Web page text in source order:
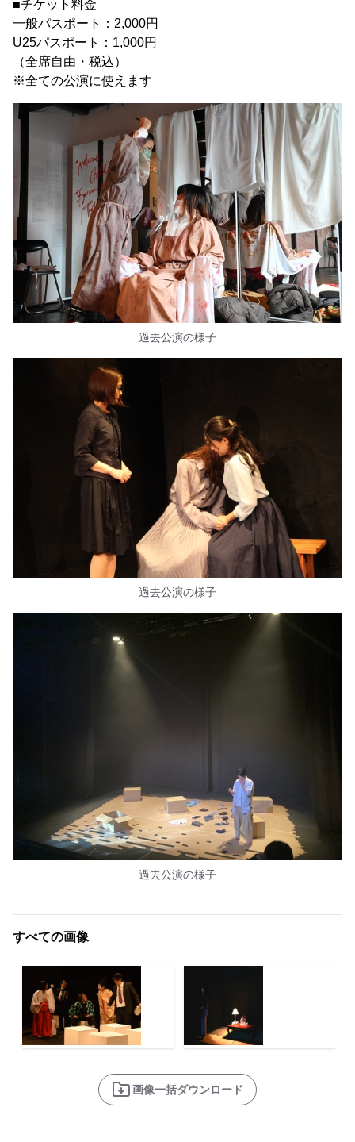
■チケット料金
一般パスポート：2,000円
U25パスポート：1,000円
（全席自由・税込）
※全ての公演に使えます
過去公演の様子
過去公演の様子
過去公演の様子
すべての画像
画像一括ダウンロード